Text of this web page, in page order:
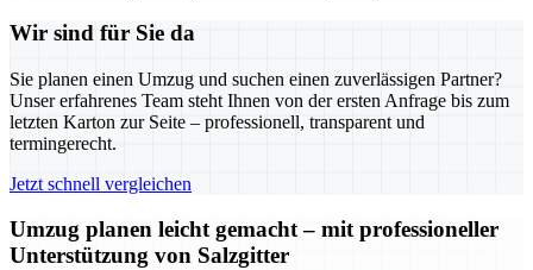
Wir sind für Sie da
Sie planen einen Umzug und suchen einen zuverlässigen Partner?
Unser erfahrenes Team steht Ihnen von der ersten Anfrage bis zum
letzten Karton zur Seite – professionell, transparent und
termingerecht.
Jetzt schnell vergleichen
Umzug planen leicht gemacht – mit professioneller
Unterstützung von Salzgitter